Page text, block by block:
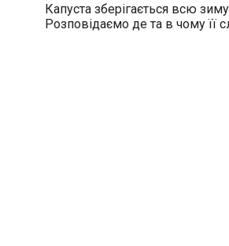
Капуста зберігається всю зиму
Розповідаємо де та в чому її